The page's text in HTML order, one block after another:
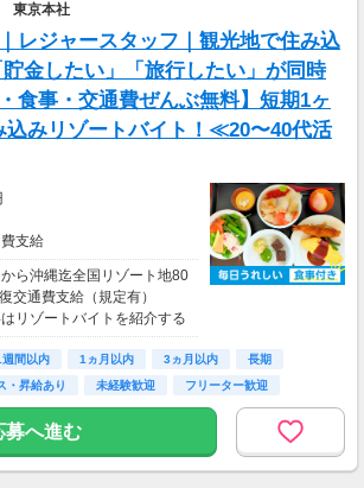
東京本社
レジャースタッフ｜観光地で住み込
金したい」「旅行したい」が同時
食事・交通費ぜんぶ無料】短期1ヶ
込みリゾートバイト！≪20〜40代活
支給
ため、以下の補助がありま
（個室あり）
上限あり）
ので、働いた分のほとんど
ができます！
から沖縄迄全国リゾート地80
交通費支給（規定有）
リゾートバイトを紹介する
際に募集がある勤務地と異
す。
希望条件をお伺いし、全国
いたします。※ご自宅から
流れ★
週間以内 1ヵ月以内 3ヵ月以内
長期
・昇給あり 未経験歓迎 フリーター歓迎
募へ進む